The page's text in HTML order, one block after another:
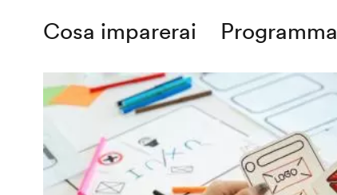
Cosa imparerai Programma